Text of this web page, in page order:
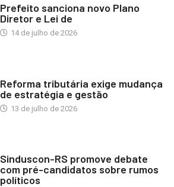
Prefeito sanciona novo Plano
Diretor e Lei de
14 de julho de 2026
Reforma tributária exige mudança
de estratégia e gestão
13 de julho de 2026
Sinduscon-RS promove debate
com pré-candidatos sobre rumos
políticos